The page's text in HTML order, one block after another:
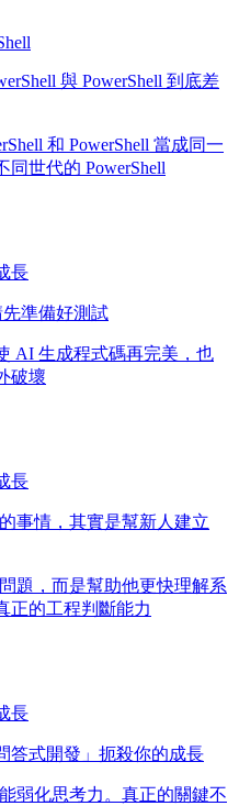
與 PowerShell 到底差
和 PowerShell 當成同一
世代的 PowerShell
長
準備好測試
AI 生成程式碼再完美，也
破壞
長
事情，其實是幫新人建立
題，而是幫助他更快理解系
正的工程判斷能力
長
答式開發」扼殺你的成長
弱化思考力。真正的關鍵不